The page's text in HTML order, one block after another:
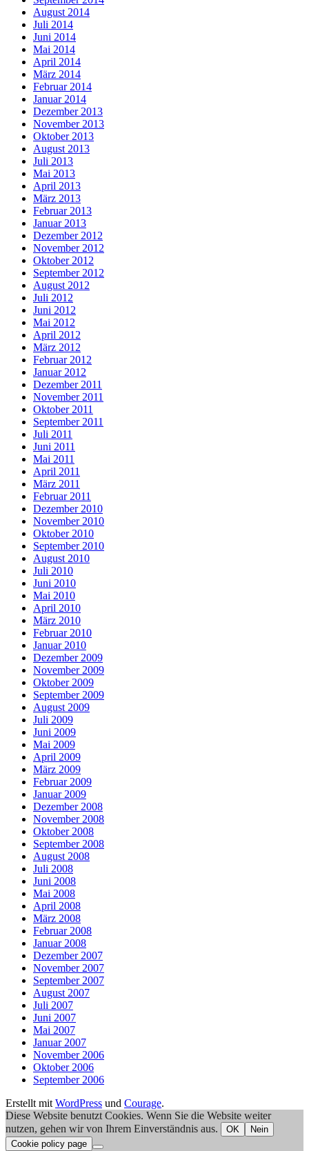
August 2014
Juli 2014
Juni 2014
Mai 2014
April 2014
März 2014
Februar 2014
Januar 2014
Dezember 2013
November 2013
Oktober 2013
August 2013
Juli 2013
Mai 2013
April 2013
März 2013
Februar 2013
Januar 2013
Dezember 2012
November 2012
Oktober 2012
September 2012
August 2012
Juli 2012
Juni 2012
Mai 2012
April 2012
März 2012
Februar 2012
Januar 2012
Dezember 2011
November 2011
Oktober 2011
September 2011
Juli 2011
Juni 2011
Mai 2011
April 2011
März 2011
Februar 2011
Dezember 2010
November 2010
Oktober 2010
September 2010
August 2010
Juli 2010
Juni 2010
Mai 2010
April 2010
März 2010
Februar 2010
Januar 2010
Dezember 2009
November 2009
Oktober 2009
September 2009
August 2009
Juli 2009
Juni 2009
Mai 2009
April 2009
März 2009
Februar 2009
Januar 2009
Dezember 2008
November 2008
Oktober 2008
September 2008
August 2008
Juli 2008
Juni 2008
Mai 2008
April 2008
März 2008
Februar 2008
Januar 2008
Dezember 2007
November 2007
September 2007
August 2007
Juli 2007
Juni 2007
Mai 2007
Januar 2007
November 2006
Oktober 2006
September 2006
Erstellt mit WordPress und Courage.
Diese Website benutzt Cookies. Wenn Sie die Website weiter
nutzen, gehen wir von Ihrem Einverständnis aus.
OK
Nein
Cookie policy page